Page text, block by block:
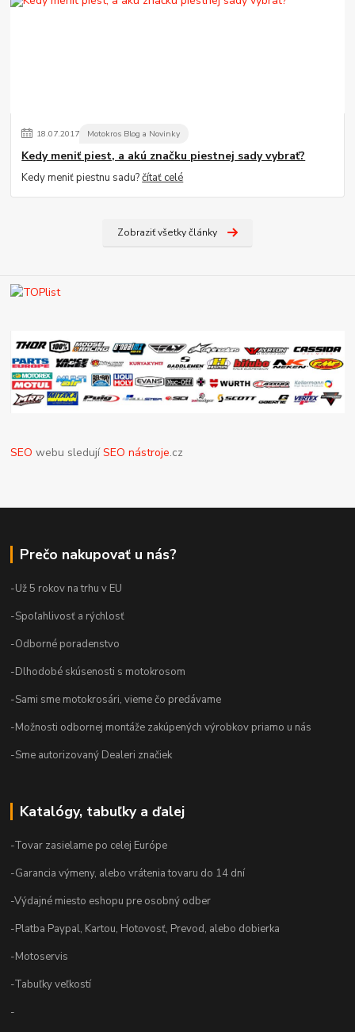
18.07.2017 Motokros Blog a Novinky
Kedy meniť piest, a akú značku piestnej sady vybrať?
Kedy meniť piestnu sadu?čítať celé
Zobraziť všetky články
SEO webu sledujíSEO nástroje.cz
Prečo nakupovať u nás?
-Už 5 rokov na trhu v EU
-Spoľahlivosť a rýchlosť
-Odborné poradenstvo
-Dlhodobé skúsenosti s motokrosom
-Sami sme motokrosári, vieme čo predávame
-Možnosti odbornej montáže zakúpených výrobkov priamo u nás
-Sme autorizovaný Dealeri značiek
Katalógy, tabuľky a ďalej
-Tovar zasielame po celej Európe
-Garancia výmeny, alebo vrátenia tovaru do 14 dní
-Výdajné miesto eshopu pre osobný odber
-Platba Paypal, Kartou, Hotovosť, Prevod, alebo dobierka
-Motoservis
-Tabuľky veľkostí
-